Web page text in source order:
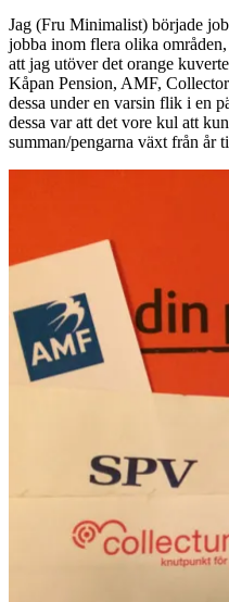
Jag (Fru Minimalist) började
jobba inom flera olika
att jag utöver det orange
Kåpan Pension, AMF,
dessa under en varsin flik i en
dessa var att det vore kul att
summan/pengarna växt från år